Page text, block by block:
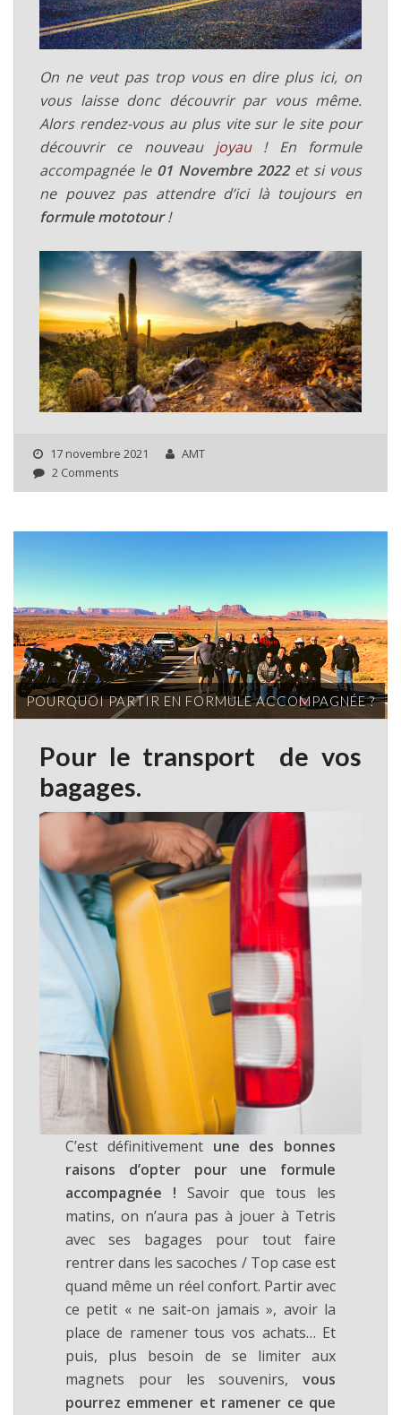
On ne veut pas trop vous en dire plus ici, on
vous laisse donc découvrir par vous même.
Alors rendez-vous au plus vite sur le site pour
découvrir ce nouveaujoyau ! En formule
accompagnée le 01 Novembre 2022 et si vous
ne pouvez pas attendre d’ici là toujours en
formule mototour!
17 novembre 2021
AMT
2 Comments
POURQUOI PARTIR EN FORMULE ACCOMPAGNÉE ?
Pour le transport de vos
bagages.
C’est définitivement une des bonnes
raisons d’opter pour une formule
accompagnée ! Savoir que tous les
matins, on n’aura pas à jouer à Tetris
avec ses bagages pour tout faire
rentrer dans les sacoches / Top case est
quand même un réel confort. Partir avec
ce petit « ne sait-on jamais », avoir la
place de ramener tous vos achats… Et
puis, plus besoin de se limiter aux
magnets pour les souvenirs,vous
pourrez emmener et ramener ce que